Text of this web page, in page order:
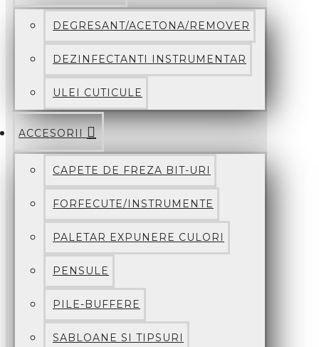
DEGRESANT/ACETONA/REMOVER
DEZINFECTANTI INSTRUMENTAR
ULEI CUTICULE
ACCESORII
CAPETE DE FREZA BIT-URI
FORFECUTE/INSTRUMENTE
PALETAR EXPUNERE CULORI
PENSULE
PILE-BUFFERE
SABLOANE SI TIPSURI